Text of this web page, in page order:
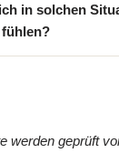
in solchen
werden geprüft